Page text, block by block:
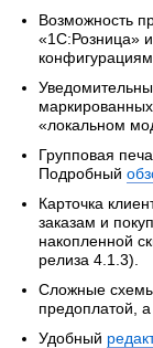
Возможность
«1С:Розница»
«локальном
Групповая
Подробный
Карточка
заказам и
накопленной
релиза 4.1.3).
Сложные
предоплатой,
Удобный